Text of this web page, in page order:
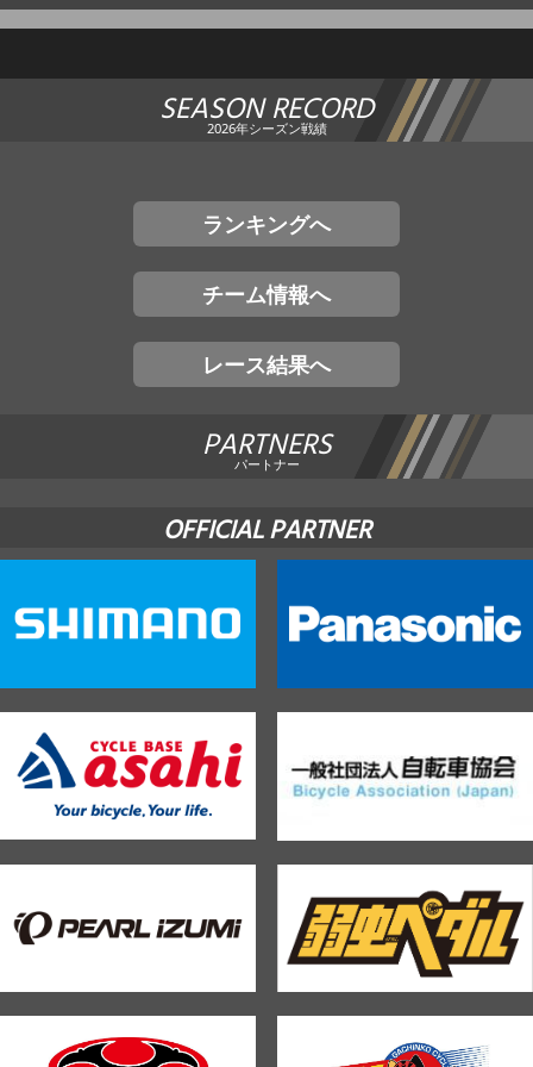
SEASON RECORD
2026年シーズン戦績
ランキングへ
チーム情報へ
レース結果へ
PARTNERS
パートナー
OFFICIAL PARTNER